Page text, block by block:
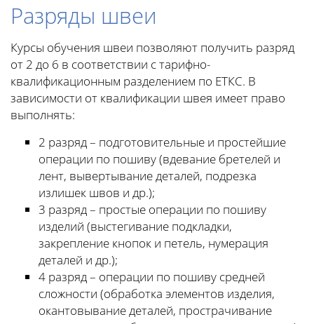
Разряды швеи
Курсы обучения швеи позволяют получить разряд
от 2 до 6 в соответствии с тарифно-
квалификационным разделением по ЕТКС. В
зависимости от квалификации швея имеет право
выполнять:
2 разряд – подготовительные и простейшие
операции по пошиву (вдевание бретелей и
лент, вывертывание деталей, подрезка
излишек швов и др.);
3 разряд – простые операции по пошиву
изделий (выстегивание подкладки,
закрепление кнопок и петель, нумерация
деталей и др.);
4 разряд – операции по пошиву средней
сложности (обработка элементов изделия,
окантовывание деталей, прострачивание